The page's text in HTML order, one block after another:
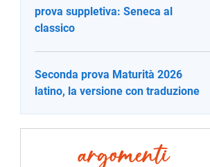
prova suppletiva: Seneca al
classico
Seconda prova Maturità 2026
latino, la versione con traduzione